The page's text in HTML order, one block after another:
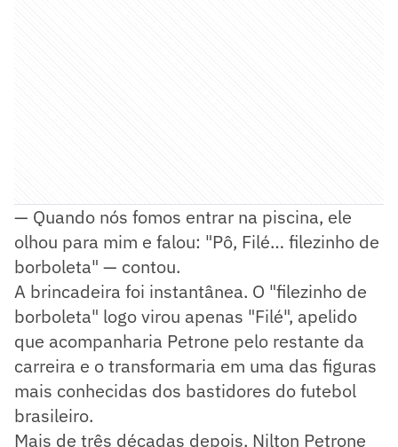
— Quando nós fomos entrar na piscina, ele
olhou para mim e falou: "Pô, Filé… filezinho de
borboleta" — contou.
A brincadeira foi instantânea. O "filezinho de
borboleta" logo virou apenas "Filé", apelido
que acompanharia Petrone pelo restante da
carreira e o transformaria em uma das figuras
mais conhecidas dos bastidores do futebol
brasileiro.
Mais de três décadas depois, Nilton Petrone